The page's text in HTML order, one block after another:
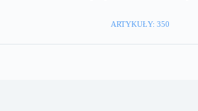
ARTYKUŁY: 350